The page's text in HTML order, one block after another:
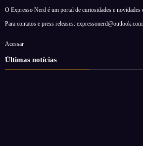
O Expresso Nerd é um portal de curiosidades e novidades
Para contatos e press releases: expressonerd@outlook.com
Acessar
Últimas notícias